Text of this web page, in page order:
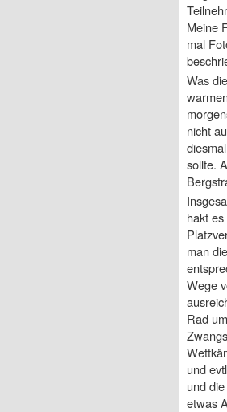
Meine
mal
Was
nicht
sollte.
hakt
man
Wege
Rad
und
und
etwas